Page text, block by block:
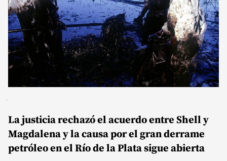
La justicia rechazó el acuerdo entre Shell y
Magdalena y la causa por el gran derrame
petróleo en el Río de la Plata sigue abierta